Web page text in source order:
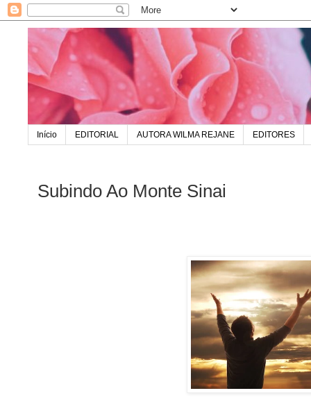
Início EDITORIAL AUTORA WILMA REJANE EDITORES
Subindo Ao Monte Sinai